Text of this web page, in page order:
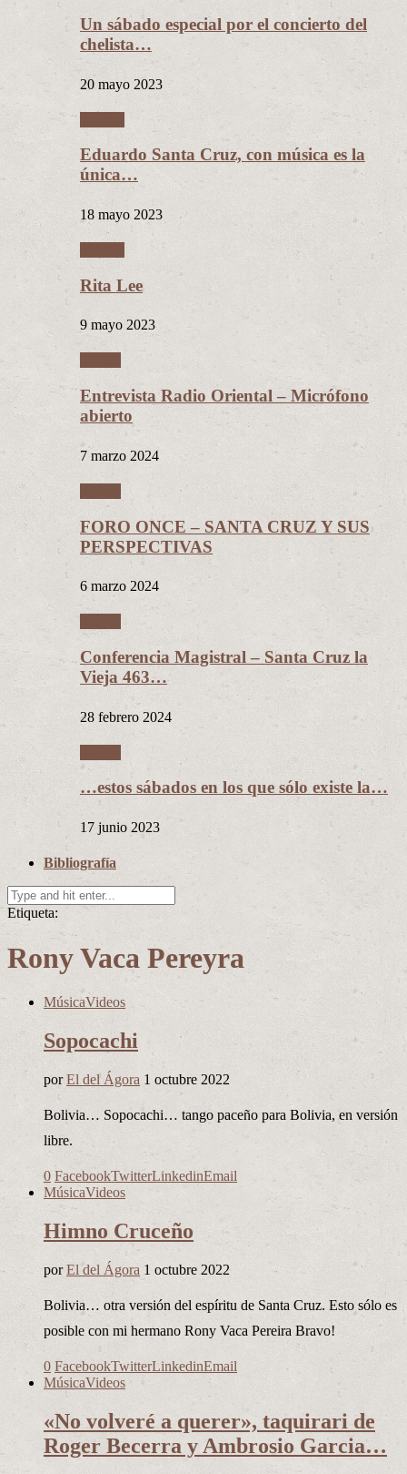
Un sábado especial por el concierto del
chelista…
20 mayo 2023
Eduardo Santa Cruz, con música es la
única…
18 mayo 2023
Rita Lee
9 mayo 2023
Entrevista Radio Oriental – Micrófono
abierto
7 marzo 2024
FORO ONCE – SANTA CRUZ Y SUS
PERSPECTIVAS
6 marzo 2024
Conferencia Magistral – Santa Cruz la
Vieja 463…
28 febrero 2024
…estos sábados en los que sólo existe la…
17 junio 2023
Bibliografía
Etiqueta:
Rony Vaca Pereyra
MúsicaVideos
Sopocachi
porEl del Ágora 1 octubre 2022
Bolivia… Sopocachi… tango paceño para Bolivia, en versión
libre.
0 FacebookTwitterLinkedinEmail
MúsicaVideos
Himno Cruceño
porEl del Ágora 1 octubre 2022
Bolivia… otra versión del espíritu de Santa Cruz. Esto sólo es
posible con mi hermano Rony Vaca Pereira Bravo!
0 FacebookTwitterLinkedinEmail
MúsicaVideos
«No volveré a querer», taquirari de
Roger Becerra y Ambrosio Garcia…